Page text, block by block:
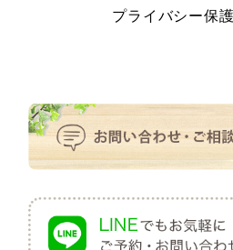
プライバシー保